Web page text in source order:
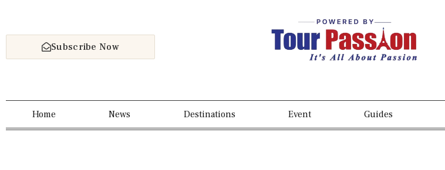
Subscribe Now
Home News Destinations Event Guides